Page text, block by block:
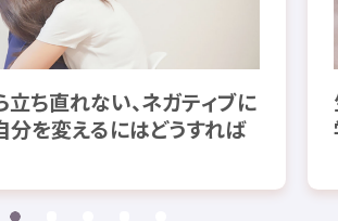
立ち直れない、ネガティブに
分を変えるにはどうすれば